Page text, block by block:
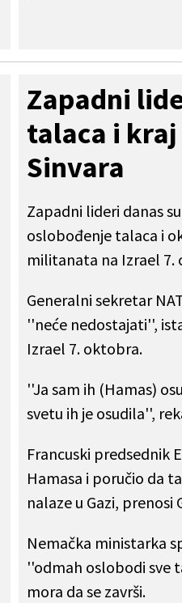
Zapadni
talaca i kraj
Sinvara
Zapadni lideri danas
oslobođenje talaca i
militanata na Izrael
Generalni sekretar
''neće nedostajati'',
Izrael 7. oktobra.
''Ja sam ih (Hamas)
svetu ih je osudila'',
Francuski predsednik
Hamasa i poručio da
nalaze u Gazi, prenosi
Nemačka ministarka
''odmah oslobodi sve
mora da se završi.